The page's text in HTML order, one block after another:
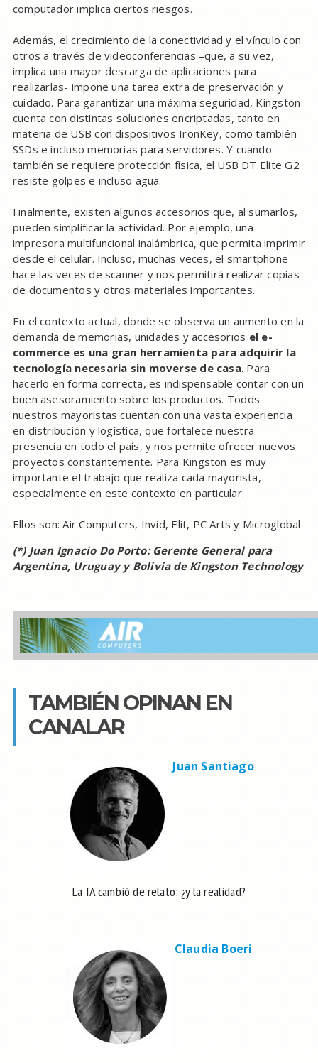
computador implica ciertos riesgos.
Además, el crecimiento de la conectividad y el vínculo con
otros a través de videoconferencias –que, a su vez,
implica una mayor descarga de aplicaciones para
realizarlas- impone una tarea extra de preservación y
cuidado. Para garantizar una máxima seguridad, Kingston
cuenta con distintas soluciones encriptadas, tanto en
materia de USB con dispositivos IronKey, como también
SSDs e incluso memorias para servidores. Y cuando
también se requiere protección física, el USB DT Elite G2
resiste golpes e incluso agua.
Finalmente, existen algunos accesorios que, al sumarlos,
pueden simplificar la actividad. Por ejemplo, una
impresora multifuncional inalámbrica, que permita imprimir
desde el celular. Incluso, muchas veces, el smartphone
hace las veces de scanner y nos permitirá realizar copias
de documentos y otros materiales importantes.
En el contexto actual, donde se observa un aumento en la
demanda de memorias, unidades y accesorios el e-
commerce es una gran herramienta para adquirir la
tecnología necesaria sin moverse de casa. Para
hacerlo en forma correcta, es indispensable contar con un
buen asesoramiento sobre los productos. Todos
nuestros mayoristas cuentan con una vasta experiencia
en distribución y logística, que fortalece nuestra
presencia en todo el país, y nos permite ofrecer nuevos
proyectos constantemente. Para Kingston es muy
importante el trabajo que realiza cada mayorista,
especialmente en este contexto en particular.
Ellos son: Air Computers, Invid, Elit, PC Arts y Microglobal
(*) Juan Ignacio Do Porto: Gerente General para
Argentina, Uruguay y Bolivia de Kingston Technology
TAMBIÉN OPINAN EN
CANALAR
Juan Santiago
La IA cambió de relato: ¿y la realidad?
Claudia Boeri